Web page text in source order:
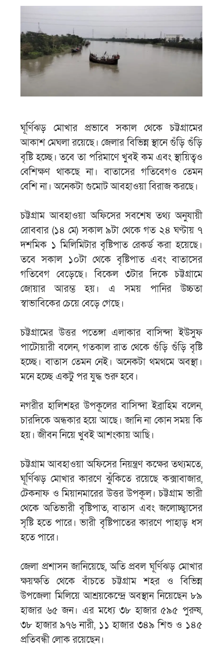
ঘূর্ণিঝড় মোখার প্রভাবে সকাল থেকে চট্টগ্রামের
আকাশ মেঘলা রয়েছে। জেলার বিভিন্ন স্থানে গুঁড়ি গুঁড়ি
বৃষ্টি হচ্ছে। তবে তা পরিমাণে খুবই কম এবং স্থায়িত্বও
বেশিক্ষণ থাকছে না। বাতাসের গতিবেগও তেমন
বেশি না। অনেকটা গুমোট আবহাওয়া বিরাজ করছে।
চট্টগ্রাম আবহাওয়া অফিসের সবশেষ তথ্য অনুযায়ী
রোববার (১৪ মে) সকাল ৯টা থেকে গত ২৪ ঘণ্টায় ৭
দশমিক ১ মিলিমিটার বৃষ্টিপাত রেকর্ড করা হয়েছে।
তবে সকাল ১০টা থেকে বৃষ্টিপাত এবং বাতাসের
গতিবেগ বেড়েছে। বিকেল ৩টার দিকে চট্টগ্রামে
জোয়ার আরম্ভ হয়। এ সময় পানির উচ্চতা
স্বাভাবিকের চেয়ে বেড়ে গেছে।
চট্টগ্রামের উত্তর পতেঙ্গা এলাকার বাসিন্দা ইউসুফ
পাটোয়ারী বলেন, গতকাল রাত থেকে গুঁড়ি গুঁড়ি বৃষ্টি
হচ্ছে। বাতাস তেমন নেই। অনেকটা থমথমে অবস্থা।
মনে হচ্ছে একটু পর যুদ্ধ শুরু হবে।
নগরীর হালিশহর উপকূলের বাসিন্দা ইব্রাহিম বলেন,
চারদিকে অন্ধকার হয়ে আছে। জানি না কোন সময় কি
হয়। জীবন নিয়ে খুবই আশংকায় আছি।
চট্টগ্রাম আবহাওয়া অফিসের নিয়ন্ত্রণ কক্ষের তথ্যমতে,
ঘূর্ণিঝড় মোখার কারণে ঝুঁকিতে রয়েছে কক্সাবাজার,
টেকনাফ ও মিয়ানমারের উত্তর উপকূল। চট্টগ্রাম ভারী
থেকে অতিভারী বৃষ্টিপাত, বাতাস এবং জলোচ্ছ্বাসের
সৃষ্টি হতে পারে। ভারী বৃষ্টিপাতের কারণে পাহাড় ধস
হতে পারে।
জেলা প্রশাসন জানিয়েছে, অতি প্রবল ঘূর্ণিঝড় মোখার
ক্ষয়ক্ষতি থেকে বাঁচতে চট্টগ্রাম শহর ও বিভিন্ন
উপজেলা মিলিয়ে আশ্রয়কেন্দ্রে অবস্থান নিয়েছেন ৮৯
হাজার ৬৫ জন। এর মধ্যে ৩৮ হাজার ৫৯৫ পুরুষ,
৩৮ হাজার ৯৭৬ নারী, ১১ হাজার ৩৪৯ শিশু ও ১৪৫
প্রতিবন্ধী লোক রয়েছেন।